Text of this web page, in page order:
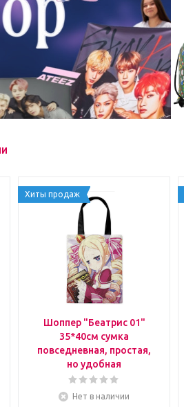
Хиты продаж
Шоппер "Беатрис 01"
35*40см сумка
повседневная, простая,
но удобная
Нет в наличии